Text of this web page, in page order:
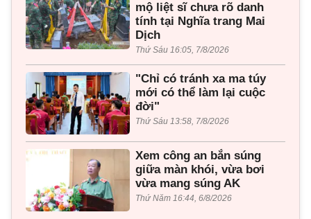
mộ liệt sĩ chưa rõ danh
tính tại Nghĩa trang Mai
Dịch
Thứ Sáu 16:05, 7/8/2026
"Chỉ có tránh xa ma túy
mới có thể làm lại cuộc
đời"
Thứ Sáu 13:58, 7/8/2026
Xem công an bắn súng
giữa màn khói, vừa bơi
vừa mang súng AK
Thứ Năm 16:44, 6/8/2026